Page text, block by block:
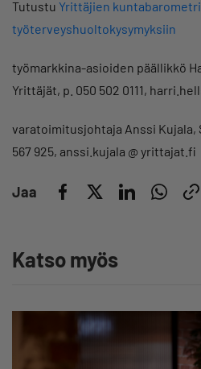
Tutustu Yrittäjien
työterveyshuoltokysymyksiin
työmarkkina-asioiden päällikkö
Yrittäjät, p. 050 502 0111,
varatoimitusjohtaja Anssi Kujala,
567 925, anssi.kujala @ yrittajat.fi
Jaa
Katso myös